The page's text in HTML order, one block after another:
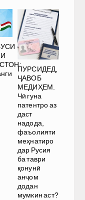
ПУРСИДЕД,
ҶАВОБ
МЕДИҲЕМ.
Чӣ гуна
патентро аз
даст
надода,
фаъолияти
меҳнатиро
дар Русия
ба таври
қонунӣ
анҷом
додан
мумкин аст?